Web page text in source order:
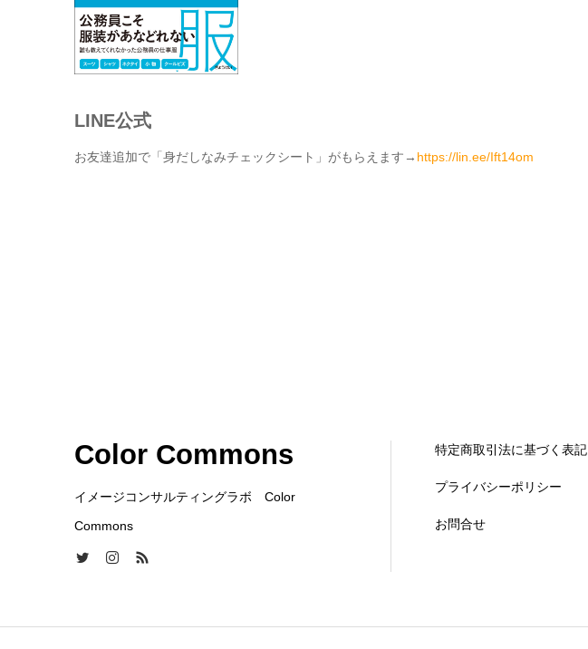
LINE公式
お友達追加で「身だしなみチェックシート」がもらえます→ https://lin.ee/Ift14om
Color Commons
イメージコンサルティングラボ Color
Commons
特定商取引法に基づく表記
プライバシーポリシー
お問合せ